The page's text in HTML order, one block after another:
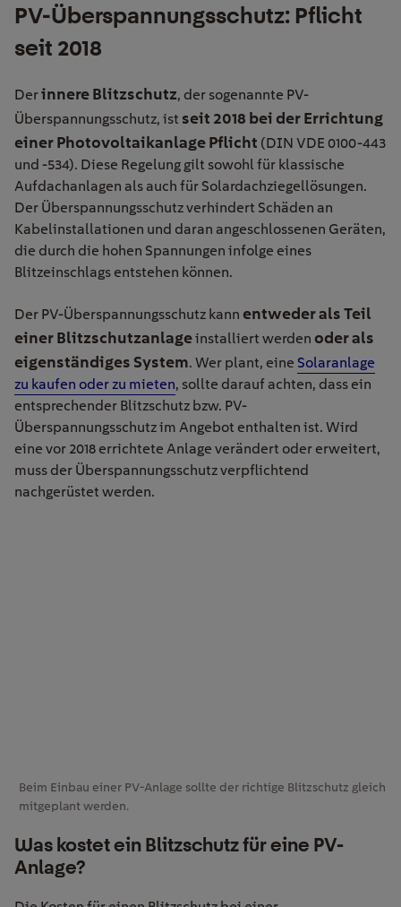
PV-Überspannungsschutz: Pflicht
seit 2018
Derinnere Blitzschutz, der sogenannte PV-
Überspannungsschutz, ist seit 2018 bei der Errichtung
einer Photovoltaikanlage Pflicht (DIN VDE 0100-443
und -534). Diese Regelung gilt sowohl für klassische
Aufdachanlagen als auch für Solardachziegellösungen.
Der Überspannungsschutz verhindert Schäden an
Kabelinstallationen und daran angeschlossenen Geräten,
die durch die hohen Spannungen infolge eines
Blitzeinschlags entstehen können.
Der PV-Überspannungsschutz kann entweder als Teil
einer Blitzschutzanlageinstalliert werden oder als
eigenständiges System. Wer plant, eine Solaranlage
zu kaufen oder zu mieten, sollte darauf achten, dass ein
entsprechender Blitzschutz bzw. PV-
Überspannungsschutz im Angebot enthalten ist. Wird
eine vor 2018 errichtete Anlage verändert oder erweitert,
muss der Überspannungsschutz verpflichtend
nachgerüstet werden.
Beim Einbau einer PV-Anlage sollte der richtige Blitzschutz gleich
mitgeplant werden.
Was kostet ein Blitzschutz für eine PV-
Anlage?